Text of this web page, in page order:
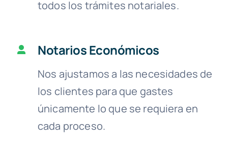
todos los trámites notariales.
Notarios Económicos
Nos ajustamos a las necesidades de
los clientes para que gastes
únicamente lo que se requiera en
cada proceso.